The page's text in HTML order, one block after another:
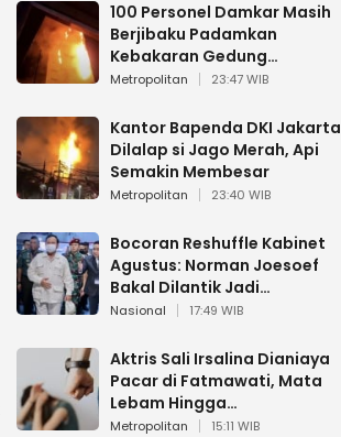
100 Personel Damkar Masih
Berjibaku Padamkan
Kebakaran Gedung
Bapenda DKI
Metropolitan 23:47 WIB
Kantor Bapenda DKI Jakarta
Dilalap si Jago Merah, Api
Semakin Membesar
Metropolitan 23:40 WIB
Bocoran Reshuffle Kabinet
Agustus: Norman Joesoef
Bakal Dilantik Jadi
Wamenhan RI
Nasional 17:49 WIB
Aktris Sali Irsalina Dianiaya
Pacar di Fatmawati, Mata
Lebam Hingga
Diselamatkan Polantas
Metropolitan 15:11 WIB